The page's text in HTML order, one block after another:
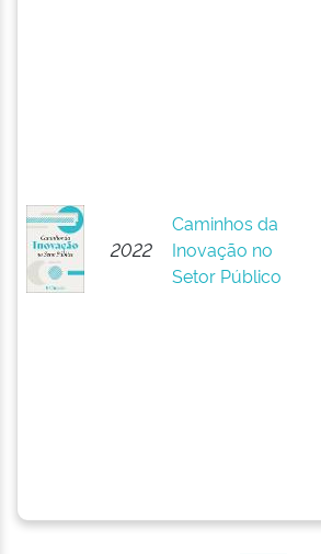
2022
Caminhos da
Inovação no
Setor Público